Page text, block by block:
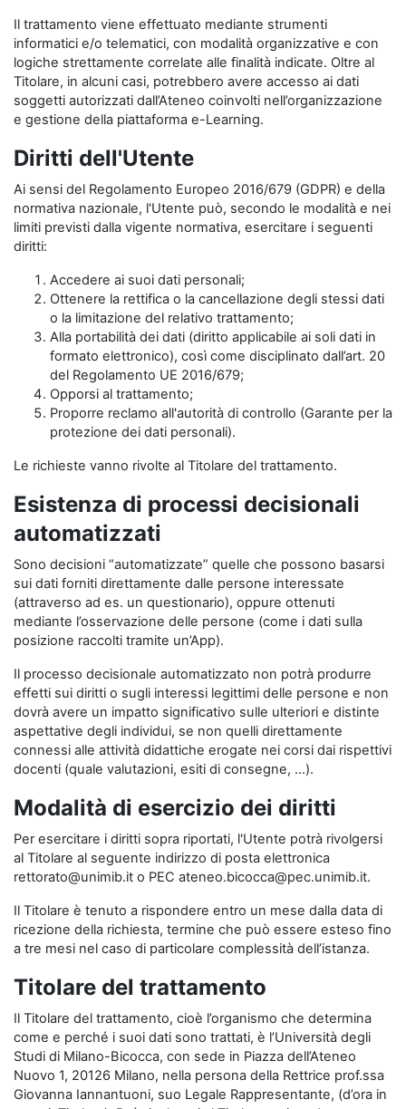
Il trattamento viene effettuato mediante strumenti
informatici e/o telematici, con modalità organizzative e con
logiche strettamente correlate alle finalità indicate. Oltre al
Titolare, in alcuni casi, potrebbero avere accesso ai dati
soggetti autorizzati dall’Ateneo coinvolti nell’organizzazione
e gestione della piattaforma e-Learning.
Diritti dell'Utente
Ai sensi del Regolamento Europeo 2016/679 (GDPR) e della
normativa nazionale, l'Utente può, secondo le modalità e nei
limiti previsti dalla vigente normativa, esercitare i seguenti
diritti:
Accedere ai suoi dati personali;
Ottenere la rettifica o la cancellazione degli stessi dati
o la limitazione del relativo trattamento;
Alla portabilità dei dati (diritto applicabile ai soli dati in
formato elettronico), così come disciplinato dall’art. 20
del Regolamento UE 2016/679;
Opporsi al trattamento;
Proporre reclamo all'autorità di controllo (Garante per la
protezione dei dati personali).
Le richieste vanno rivolte al Titolare del trattamento.
Esistenza di processi decisionali
automatizzati
Sono decisioni “automatizzate” quelle che possono basarsi
sui dati forniti direttamente dalle persone interessate
(attraverso ad es. un questionario), oppure ottenuti
mediante l’osservazione delle persone (come i dati sulla
posizione raccolti tramite un’App).
Il processo decisionale automatizzato non potrà produrre
effetti sui diritti o sugli interessi legittimi delle persone e non
dovrà avere un impatto significativo sulle ulteriori e distinte
aspettative degli individui, se non quelli direttamente
connessi alle attività didattiche erogate nei corsi dai rispettivi
docenti (quale valutazioni, esiti di consegne, …).
Modalità di esercizio dei diritti
Per esercitare i diritti sopra riportati, l'Utente potrà rivolgersi
al Titolare al seguente indirizzo di posta elettronica
rettorato@unimib.it o PEC ateneo.bicocca@pec.unimib.it.
Il Titolare è tenuto a rispondere entro un mese dalla data di
ricezione della richiesta, termine che può essere esteso fino
a tre mesi nel caso di particolare complessità dell’istanza.
Titolare del trattamento
Il Titolare del trattamento, cioè l’organismo che determina
come e perché i suoi dati sono trattati, è l’Università degli
Studi di Milano-Bicocca, con sede in Piazza dell’Ateneo
Nuovo 1, 20126 Milano, nella persona della Rettrice prof.ssa
Giovanna Iannantuoni, suo Legale Rappresentante, (d’ora in